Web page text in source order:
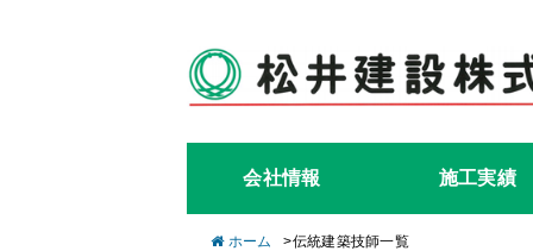
会社情報 施工実績
ホーム >伝統建築技師一覧